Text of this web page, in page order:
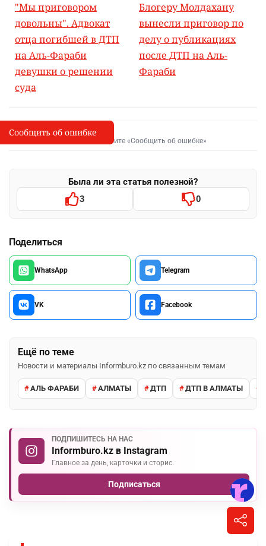
"Мы приговором
довольны". Адвокат
отца погибшей в ДТП
на Аль-Фараби
девушки о решении
суда
Блогеру Молдахану
вынесли приговор по
делу о публикациях
после ДТП на Аль-
Фараби
I
Сообщить об опечатке
Выделите фрагмент и нажмите «Сообщить об ошибке»
Была ли эта статья полезной?
3 0
Поделиться
WhatsApp Telegram
VK Facebook
Ещё по теме
Новости и материалы Informburo.kz по связанным темам
АЛЬ ФАРАБИ АЛМАТЫ ДТП ДТП В АЛМАТЫ
ПОДПИШИТЕСЬ НА НАС
Informburo.kz в Instagram
Главное за день, карточки и сторис.
Подписаться
Сообщить об ошибке